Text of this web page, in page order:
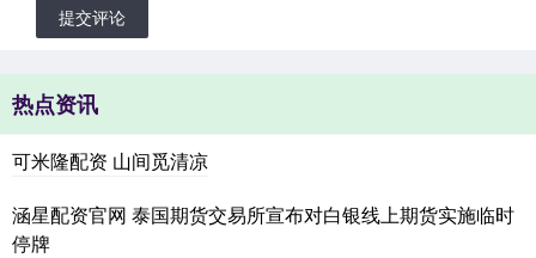
提交评论
热点资讯
可米隆配资 山间觅清凉
涵星配资官网 泰国期货交易所宣布对白银线上期货实施临时
停牌